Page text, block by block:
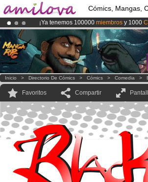
Cómics, Mangas,
¡Ya tenemos 100000 miembros y 1000
¡El Kickstarter Amilova está desormado
¡Conviertete en Premium por3.95 euros
Inicio > Directorio De Cómics > Cómics > Comedia >
Favoritos Compartir